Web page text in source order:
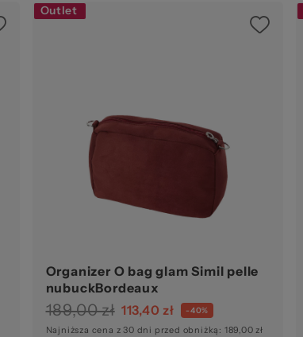
Outlet
Organizer O bag glam Simil pelle
nubuckBordeaux
189,00 zł 113,40 zł -40%
Najniższa cena z 30 dni przed obniżką: 189,00 zł